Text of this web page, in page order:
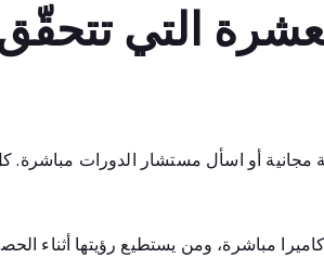
التي
مجانية أو اسأل مستشار الدورات مباشرة.
مباشرة، ومن يستطيع رؤيتها أثناء